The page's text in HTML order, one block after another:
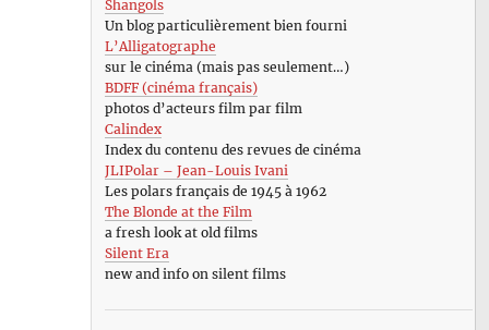
Shangols
Un blog particulièrement bien fourni
L’Alligatographe
sur le cinéma (mais pas seulement…)
BDFF (cinéma français)
photos d’acteurs film par film
Calindex
Index du contenu des revues de cinéma
JLIPolar – Jean-Louis Ivani
Les polars français de 1945 à 1962
The Blonde at the Film
a fresh look at old films
Silent Era
new and info on silent films